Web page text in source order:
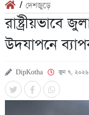
/ দেশজুড়ে
রাষ্ট্রীয়ভাবে
উদযাপনে
DipKotha জুন ৭, ২০২৬